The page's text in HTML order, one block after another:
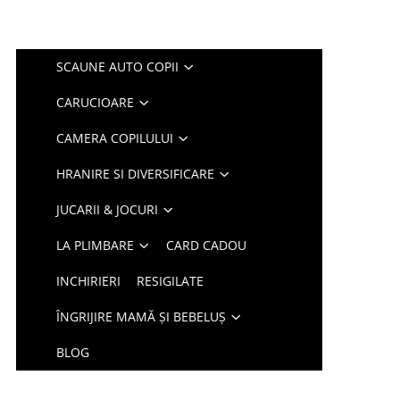
SCAUNE AUTO COPII
CARUCIOARE
CAMERA COPILULUI
HRANIRE SI DIVERSIFICARE
JUCARII & JOCURI
LA PLIMBARE CARD CADOU
INCHIRIERI RESIGILATE
ÎNGRIJIRE MAMĂ ȘI BEBELUȘ
BLOG